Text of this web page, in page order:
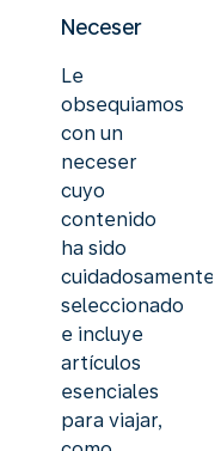
Neceser
Le
obsequiamos
con un
neceser
cuyo
contenido
ha sido
cuidadosamente
seleccionado
e incluye
artículos
esenciales
para viajar,